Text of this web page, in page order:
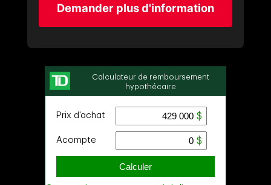
Demander plus d'information